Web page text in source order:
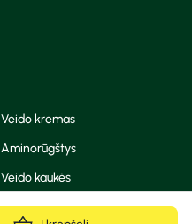
Veido kremas
Aminorūgštys
Veido kaukės
Eteriniai aliejai